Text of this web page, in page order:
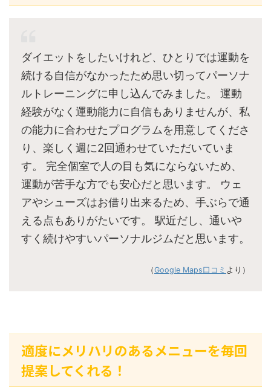
ダイエットをしたいけれど、ひとりでは運動を
続ける自信がなかったため思い切ってパーソナ
ルトレーニングに申し込んでみました。 運動
経験がなく運動能力に自信もありませんが、私
の能力に合わせたプログラムを用意してくださ
り、楽しく週に2回通わせていただいていま
す。 完全個室で人の目も気にならないため、
運動が苦手な方でも安心だと思います。 ウェ
アやシューズはお借り出来るため、手ぶらで通
える点もありがたいです。 駅近だし、通いや
すく続けやすいパーソナルジムだと思います。
（Google Maps口コミ より）
適度にメリハリのあるメニューを毎回
提案してくれる！